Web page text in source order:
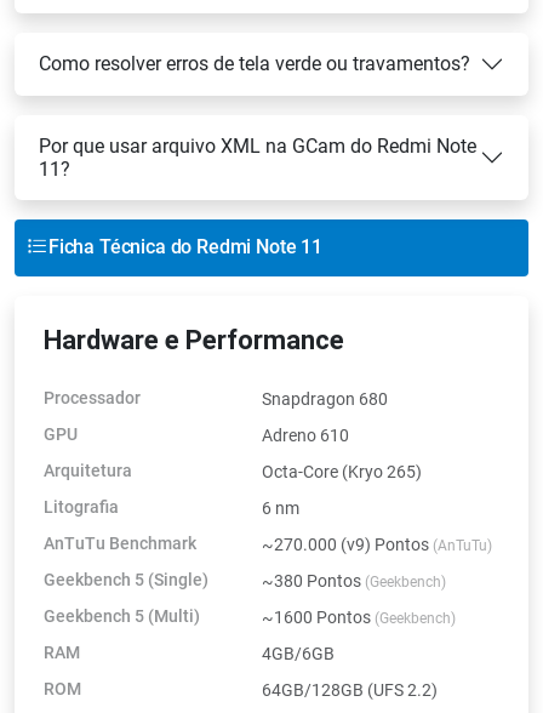
Como resolver erros de tela verde ou travamentos?
Por que usar arquivo XML na GCam do Redmi Note
11?
Ficha Técnica do Redmi Note 11
Hardware e Performance
Processador
Snapdragon 680
GPU
Adreno 610
Arquitetura
Octa-Core (Kryo 265)
Litografia
6 nm
AnTuTu Benchmark
~270.000 (v9) Pontos (AnTuTu)
Geekbench 5 (Single) ~380 Pontos (Geekbench)
Geekbench 5 (Multi) ~1600 Pontos (Geekbench)
RAM
4GB/6GB
ROM
64GB/128GB (UFS 2.2)